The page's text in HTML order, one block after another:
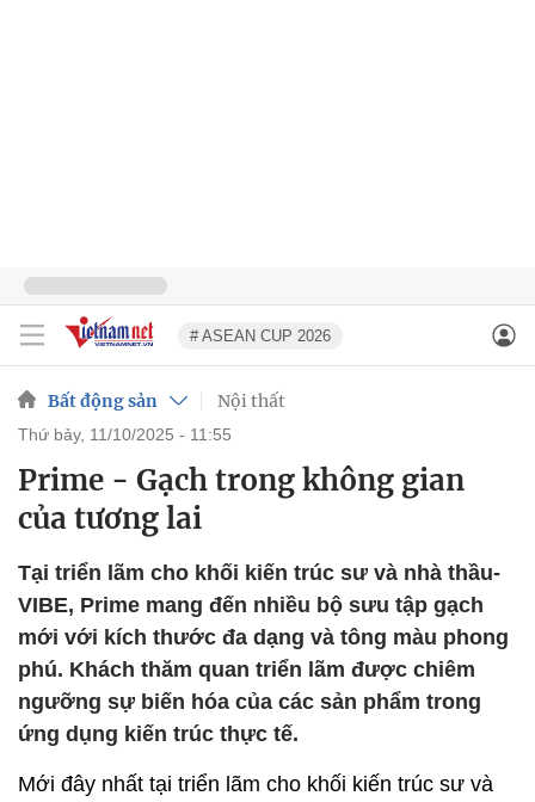
# ASEAN CUP 2026
Bất động sản Nội thất
thứ bảy, 11/10/2025 - 11:55
Prime - Gạch trong không gian
của tương lai
Tại triển lãm cho khối kiến trúc sư và nhà thầu-
VIBE, Prime mang đến nhiều bộ sưu tập gạch
mới với kích thước đa dạng và tông màu phong
phú. Khách thăm quan triển lãm được chiêm
ngưỡng sự biến hóa của các sản phẩm trong
ứng dụng kiến trúc thực tế.
Mới đây nhất tại triển lãm cho khối kiến trúc sư và